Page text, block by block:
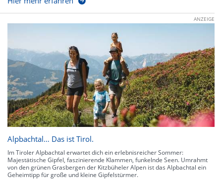
ANZEIGE
Alpbachtal… Das ist Tirol.
Im Tiroler Alpbachtal erwartet dich ein erlebnisreicher Sommer:
Majestätische Gipfel, faszinierende Klammen, funkelnde Seen. Umrahmt
von den grünen Grasbergen der Kitzbüheler Alpen ist das Alpbachtal ein
Geheimtipp für große und kleine Gipfelstürmer.